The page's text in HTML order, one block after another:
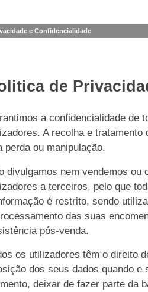
e Confidencialidade
de
a confidencialidade de
A recolha e
perda ou manipulação.
divulgamos nem vendemos
a terceiros, pelo que
é restrito, sendo
das suas
pós-venda.
os utilizadores têm o direito
dos seus dados quando e
deixar de fazer parte da